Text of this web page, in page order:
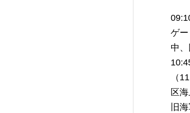
ゲ
中
（
区
旧